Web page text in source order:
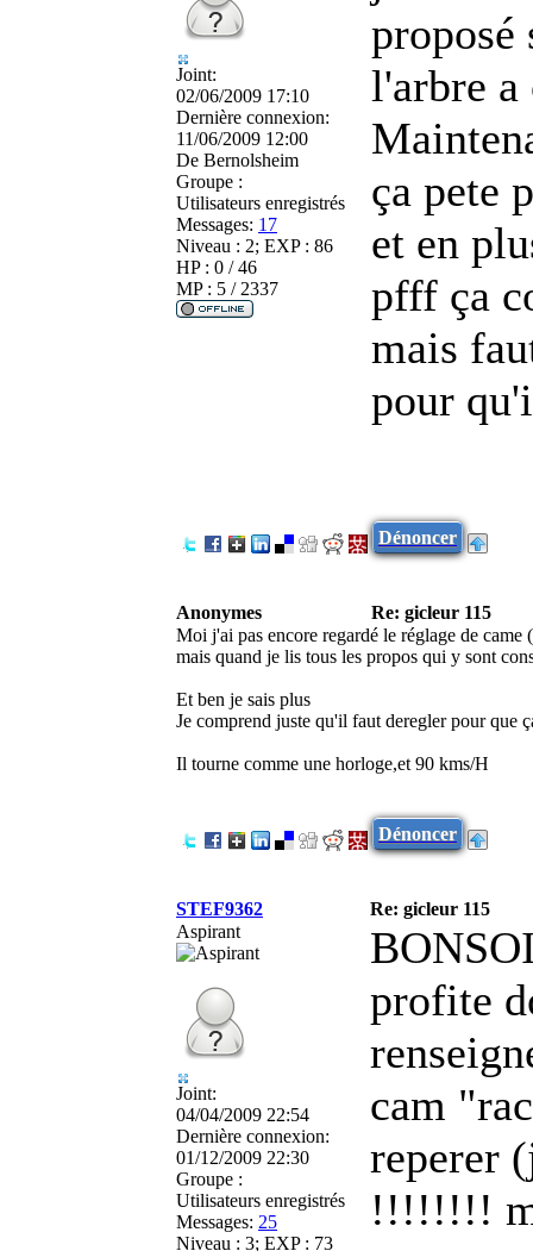
Joint:
02/06/2009 17:10
Dernière connexion:
11/06/2009 12:00
De Bernolsheim
Groupe :
Utilisateurs enregistrés
Messages: 17
Niveau : 2; EXP : 86
HP : 0 / 46
MP : 5 / 2337
proposé
l'arbre a
ça pete
et en
pfff ça
mais
pour
Dénoncer
Anonymes
Re: gicleur 115
Moi j'ai pas encore regardé le réglage de
mais quand je lis tous les propos qui y sont
Et ben je sais plus
Je comprend juste qu'il faut deregler pour que
Il tourne comme une horloge,et 90 kms/H
Dénoncer
STEF9362
Re: gicleur 115
Aspirant
Joint:
04/04/2009 22:54
Dernière connexion:
01/12/2009 22:30
Groupe :
Utilisateurs enregistrés
Messages: 25
Niveau : 3; EXP : 73
profite
cam
reperer
!!!!!!!!